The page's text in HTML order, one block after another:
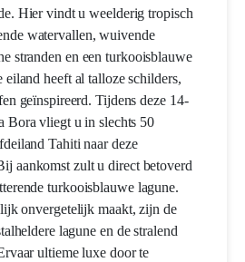
Hier vindt u weelderig tropisch
watervallen, wuivende
stranden en een turkooisblauwe
heeft al talloze schilders,
geïnspireerd. Tijdens deze 14-
Bora vliegt u in slechts 50
Tahiti naar deze
aankomst zult u direct betoverd
turkooisblauwe lagune.
onvergetelijk maakt, zijn de
lagune en de stralend
ultieme luxe door te